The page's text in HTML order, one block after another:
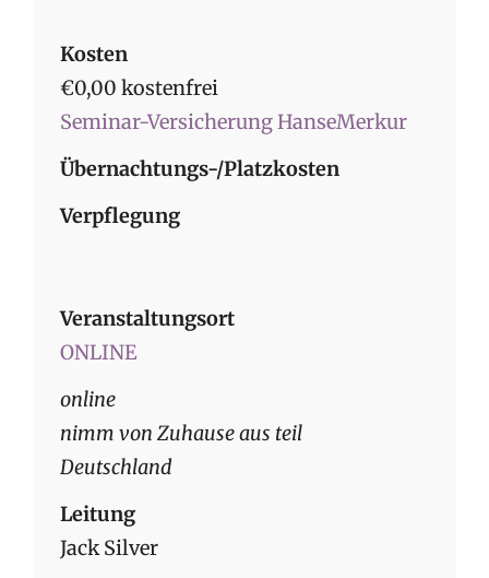
Kosten
€0,00 kostenfrei
Seminar-Versicherung HanseMerkur
Übernachtungs-/Platzkosten
Verpflegung
Veranstaltungsort
ONLINE
online
nimm von Zuhause aus teil
Deutschland
Leitung
Jack Silver